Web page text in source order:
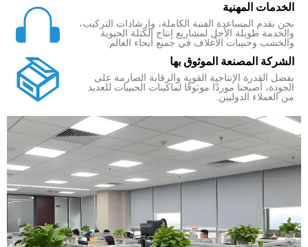
الخدمات المهنية
نحن نقدم المساعدة الفنية الكاملة، وإرشادات التركيب،
والخدمة طويلة الأجل لمشاريع إنتاج الكتلة الحيوية
والخشب وحبيبات الأعلاف في جميع أنحاء العالم.
الشركة المصنعة الموثوق بها
بفضل القدرة الإنتاجية القوية والرقابة الصارمة على
الجودة، أصبحنا موردًا موثوقًا لماكينات الحبيبات للعديد
من العملاء الدوليين.